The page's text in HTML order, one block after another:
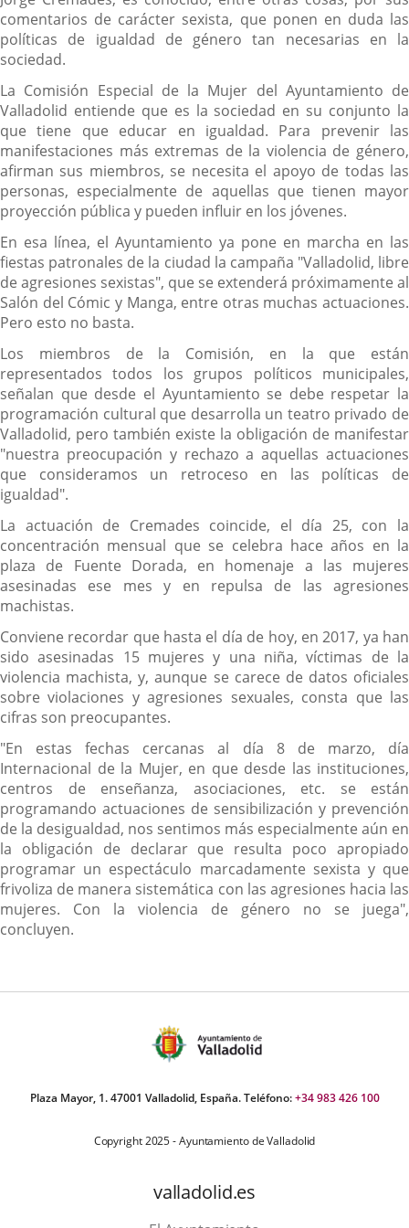
comentarios de carácter sexista, que ponen en duda las
políticas de igualdad de género tan necesarias en la
sociedad.
La Comisión Especial de la Mujer del Ayuntamiento de
Valladolid entiende que es la sociedad en su conjunto la
que tiene que educar en igualdad. Para prevenir las
manifestaciones más extremas de la violencia de género,
afirman sus miembros, se necesita el apoyo de todas las
personas, especialmente de aquellas que tienen mayor
proyección pública y pueden influir en los jóvenes.
En esa línea, el Ayuntamiento ya pone en marcha en las
fiestas patronales de la ciudad la campaña "Valladolid, libre
de agresiones sexistas", que se extenderá próximamente al
Salón del Cómic y Manga, entre otras muchas actuaciones.
Pero esto no basta.
Los miembros de la Comisión, en la que están
representados todos los grupos políticos municipales,
señalan que desde el Ayuntamiento se debe respetar la
programación cultural que desarrolla un teatro privado de
Valladolid, pero también existe la obligación de manifestar
"nuestra preocupación y rechazo a aquellas actuaciones
que consideramos un retroceso en las políticas de
igualdad".
La actuación de Cremades coincide, el día 25, con la
concentración mensual que se celebra hace años en la
plaza de Fuente Dorada, en homenaje a las mujeres
asesinadas ese mes y en repulsa de las agresiones
machistas.
Conviene recordar que hasta el día de hoy, en 2017, ya han
sido asesinadas 15 mujeres y una niña, víctimas de la
violencia machista, y, aunque se carece de datos oficiales
sobre violaciones y agresiones sexuales, consta que las
cifras son preocupantes.
"En estas fechas cercanas al día 8 de marzo, día
Internacional de la Mujer, en que desde las instituciones,
centros de enseñanza, asociaciones, etc. se están
programando actuaciones de sensibilización y prevención
de la desigualdad, nos sentimos más especialmente aún en
la obligación de declarar que resulta poco apropiado
programar un espectáculo marcadamente sexista y que
frivoliza de manera sistemática con las agresiones hacia las
mujeres. Con la violencia de género no se juega",
concluyen.
Plaza Mayor, 1. 47001 Valladolid, España. Teléfono:+34 983 426 100
Copyright 2025 - Ayuntamiento de Valladolid
valladolid.es